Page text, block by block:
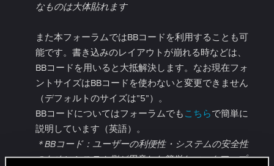
なものは大体貼れます
また本フォーラムではBBコードを利用することも可
能です。書き込みのレイアウトが崩れる時などは、
BBコードを用いると大抵解決します。なお現在フォ
ントサイズはBBコードを使わないと変更できません
（デフォルトのサイズは”5”）。
BBコードについてはフォーラムでも こちらで簡単に
説明しています（英語）。
＊BBコード：ユーザーの利便性・システムの安全性
のためにシステム側が用意した簡単なマークアップ